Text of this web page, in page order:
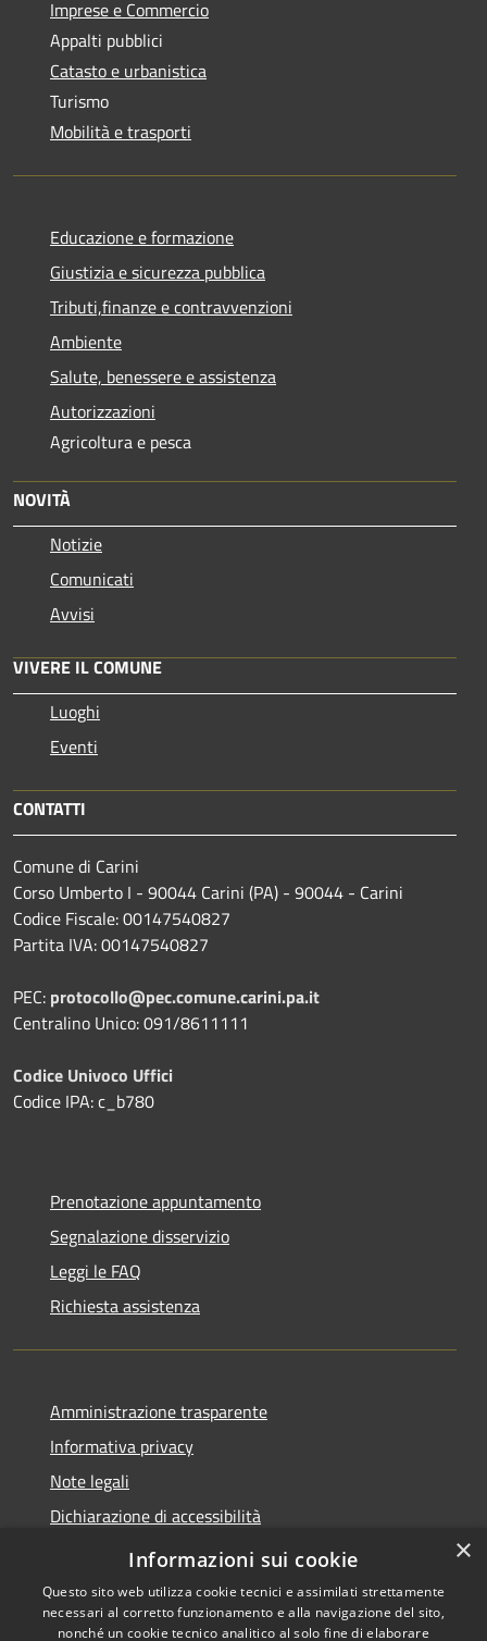
Imprese e Commercio
Appalti pubblici
Catasto e urbanistica
Turismo
Mobilità e trasporti
Educazione e formazione
Giustizia e sicurezza pubblica
Tributi,finanze e contravvenzioni
Ambiente
Salute, benessere e assistenza
Autorizzazioni
Agricoltura e pesca
NOVITÀ
Notizie
Comunicati
Avvisi
VIVERE IL COMUNE
Luoghi
Eventi
CONTATTI
Comune di Carini
Corso Umberto I - 90044 Carini (PA) - 90044 - Carini
Codice Fiscale: 00147540827
Partita IVA: 00147540827
PEC: protocollo@pec.comune.carini.pa.it
Centralino Unico: 091/8611111
Codice Univoco Uffici
Codice IPA: c_b780
Prenotazione appuntamento
Segnalazione disservizio
Leggi le FAQ
Richiesta assistenza
Amministrazione trasparente
Informativa privacy
Note legali
Dichiarazione di accessibilità
Privacy e protezione dei dati
×
Informazioni sui cookie
Questo sito web utilizza cookie tecnici e assimilati strettamente
necessari al corretto funzionamento e alla navigazione del sito,
nonché un cookie tecnico analitico al solo fine di elaborare